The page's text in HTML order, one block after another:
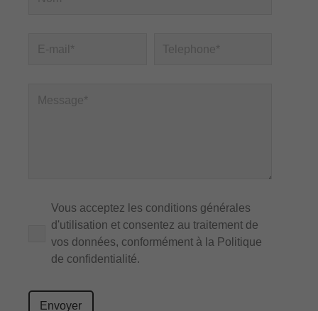
Vous acceptez les conditions générales
d'utilisation et consentez au traitement de
vos données, conformément à la Politique
de confidentialité.